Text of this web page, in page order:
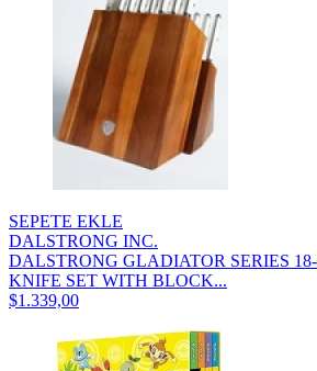
SEPETE EKLE
DALSTRONG INC.
DALSTRONG GLADIATOR SERIES
KNIFE SET WITH BLOCK...
$1.339,00